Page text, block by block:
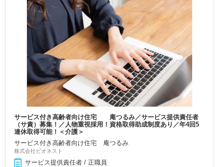
サービス付き高齢者向け住宅 庵つるみ／サービス提供責任者
（サ責）募集！／人物重視採用！資格取得助成制度あり／年4回5
連休取得可能！＜介護＞
サービス付き高齢者向け住宅 庵つるみ
株式会社ビオネスト
サービス提供責任者 / 正職員